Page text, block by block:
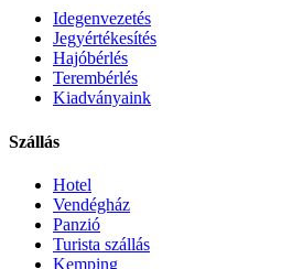
Idegenvezetés
Jegyértékesítés
Hajóbérlés
Terembérlés
Kiadványaink
Szállás
Hotel
Vendégház
Panzió
Turista szállás
Kemping